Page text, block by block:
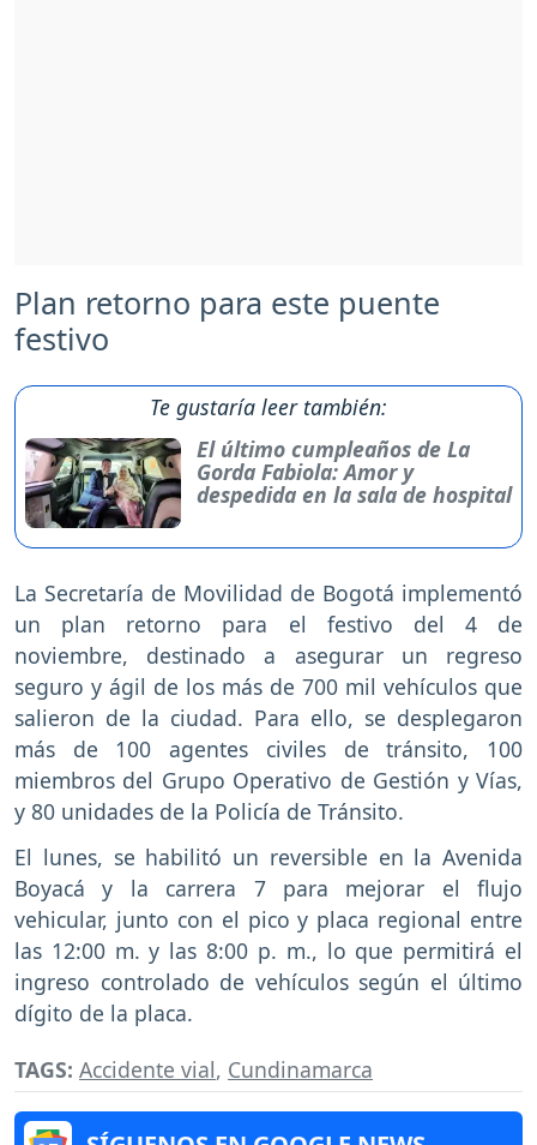
Plan retorno para este puente
festivo
Te gustaría leer también:
El último cumpleaños de La
Gorda Fabiola: Amor y
despedida en la sala de hospital
La Secretaría de Movilidad de Bogotá implementó
un plan retorno para el festivo del 4 de
noviembre, destinado a asegurar un regreso
seguro y ágil de los más de 700 mil vehículos que
salieron de la ciudad. Para ello, se desplegaron
más de 100 agentes civiles de tránsito, 100
miembros del Grupo Operativo de Gestión y Vías,
y 80 unidades de la Policía de Tránsito.
El lunes, se habilitó un reversible en la Avenida
Boyacá y la carrera 7 para mejorar el flujo
vehicular, junto con el pico y placa regional entre
las 12:00 m. y las 8:00 p. m., lo que permitirá el
ingreso controlado de vehículos según el último
dígito de la placa.
TAGS: Accidente vial, Cundinamarca